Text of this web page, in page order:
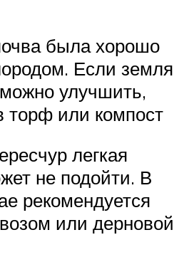
была хорошо
Если земля
улучшить,
торф или компост
легкая
не подойти. В
рекомендуется
или дерновой